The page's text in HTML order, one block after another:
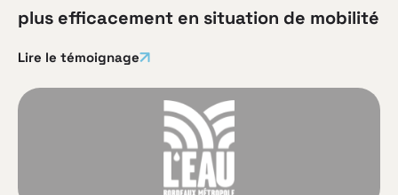
plus efficacement en situation de mobilité
Lire le témoignage